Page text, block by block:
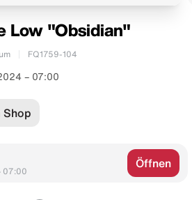
Low "Obsidian"
FQ1759-104
– 07:00
Shop
07:00
Öffnen